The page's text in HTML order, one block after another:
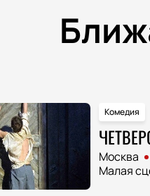
Комедия
Москва
Малая